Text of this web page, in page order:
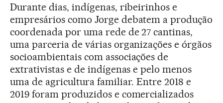
Durante dias, indígenas, ribeirinhos e
empresários como Jorge debatem a produção
coordenada por uma rede de 27 cantinas,
uma parceria de várias organizações e órgãos
socioambientais com associações de
extrativistas e de indígenas e pelo menos
uma de agricultura familiar. Entre 2018 e
2019 foram produzidos e comercializados